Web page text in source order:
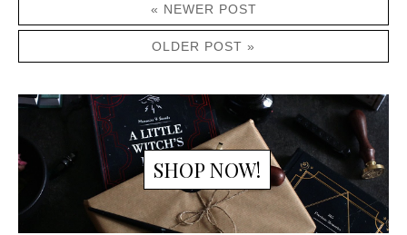
« NEWER POST
OLDER POST »
SHOP NOW!